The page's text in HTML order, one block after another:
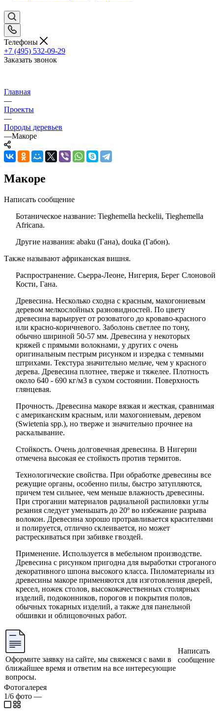
Телефоны
+7 (495) 532-09-29
Заказать звонок
Главная
—
Проекты
—
Породы деревьев
—Макоре
Макоре
Написать сообщение
Ботаническое название: Tieghemella heckelii, Tieghemella
Africana.
Другие названия: abaku (Гана), douka (Габон).
Также называют африканская вишня.
Распространение. Сьерра-Леоне, Нигерия, Берег Слоновой
Кости, Гана.
Древесина. Несколько сходна с красным, махогониевым
де­ревом мелкослойных разновидностей. По цвету
древесина варьирует от розоватого до кроваво-красного
или красно-коричневого. Заболонь светлее по тону,
обычно шириной 50-57 мм. Древесина у некоторых
кряжей с прямыми волокнами, у других с очень
оригинальным пестрым рисунком и изредка с темными
штрихами. Текстура значительно мельче, чем у красного
дерева. Древесина плотнее, тверже и тяжелее. Плотность
около 640 - 690 кг/м3 в сухом состоянии. Поверхность
глянцевая.
Прочность. Древесина макоре вязкая и жесткая, сравнимая
с американским красным, или махогониевым, деревом
(Swietenia spp.), но тверже и значительно прочнее на
раскалывание.
Стойкость. Очень долговечная древесина. В Нигерии
отмечена высокая ее стойкость против термитов.
Технологические свойства. При обработке древесины все
режущие органы, особенно пилы, быстро затупляются,
причем тем сильнее, чем меньше влажность древесины.
При строгании материалов радиальной распиловки углы
резания следует уменьшать до 20º во избежание разрыва
волокон. Древесина хорошо протравливается красителями
и полируется, отлично склеивается, но может
растрескиваться при забивке гвоздей.
Применение. Используется в мебельном производстве.
Древесина с рисунком пригодна для выработки строганого
декоративного шпона высокого класса. Пиломатериалы из
древесины макоре применяются для изготовления дверей,
кресел, ножек столов, высококачественных столярных
изделий, подоконников, порогов и покрытия полов,
обычных токарных изделий, а также для панельной
обшивки и облицовочных работ.
Оформите заявку на сайте, мы свяжемся с вами в
ближайшее время и ответим на все интересующие
вопросы.
Написать
сообщение
Фотогалерея
1/6 фото —